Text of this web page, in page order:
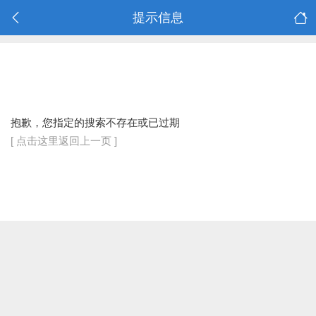
提示信息
抱歉，您指定的搜索不存在或已过期
[ 点击这里返回上一页 ]